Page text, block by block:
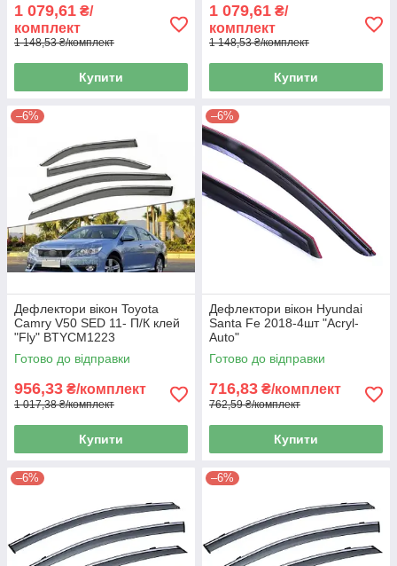
1 079,61 ₴/
комплект
1 148,53 ₴/комплект
Купити
1 079,61 ₴/
комплект
1 148,53 ₴/комплект
Купити
–6%
Дефлектори вікон Toyota
Camry V50 SED 11- П/К клей
"Fly" BTYCM1223
Готово до відправки
956,33 ₴/комплект
1 017,38 ₴/комплект
Купити
–6%
Дефлектори вікон Hyundai
Santa Fe 2018-4шт "Acryl-
Auto"
Готово до відправки
716,83 ₴/комплект
762,59 ₴/комплект
Купити
–6% –6%